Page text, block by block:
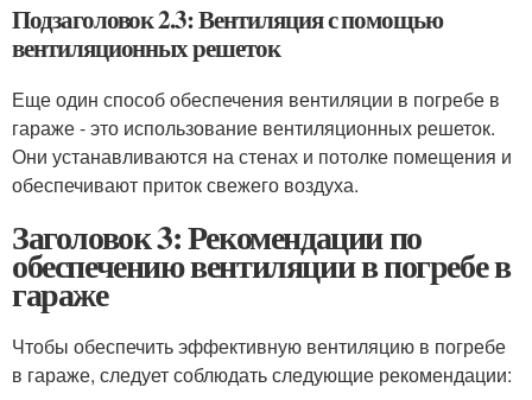
Подзаголовок 2.3: Вентиляция с помощью
вентиляционных решеток
Еще один способ обеспечения вентиляции в погребе в
гараже - это использование вентиляционных решеток.
Они устанавливаются на стенах и потолке помещения и
обеспечивают приток свежего воздуха.
Заголовок 3: Рекомендации по
обеспечению вентиляции в погребе в
гараже
Чтобы обеспечить эффективную вентиляцию в погребе
в гараже, следует соблюдать следующие рекомендации: